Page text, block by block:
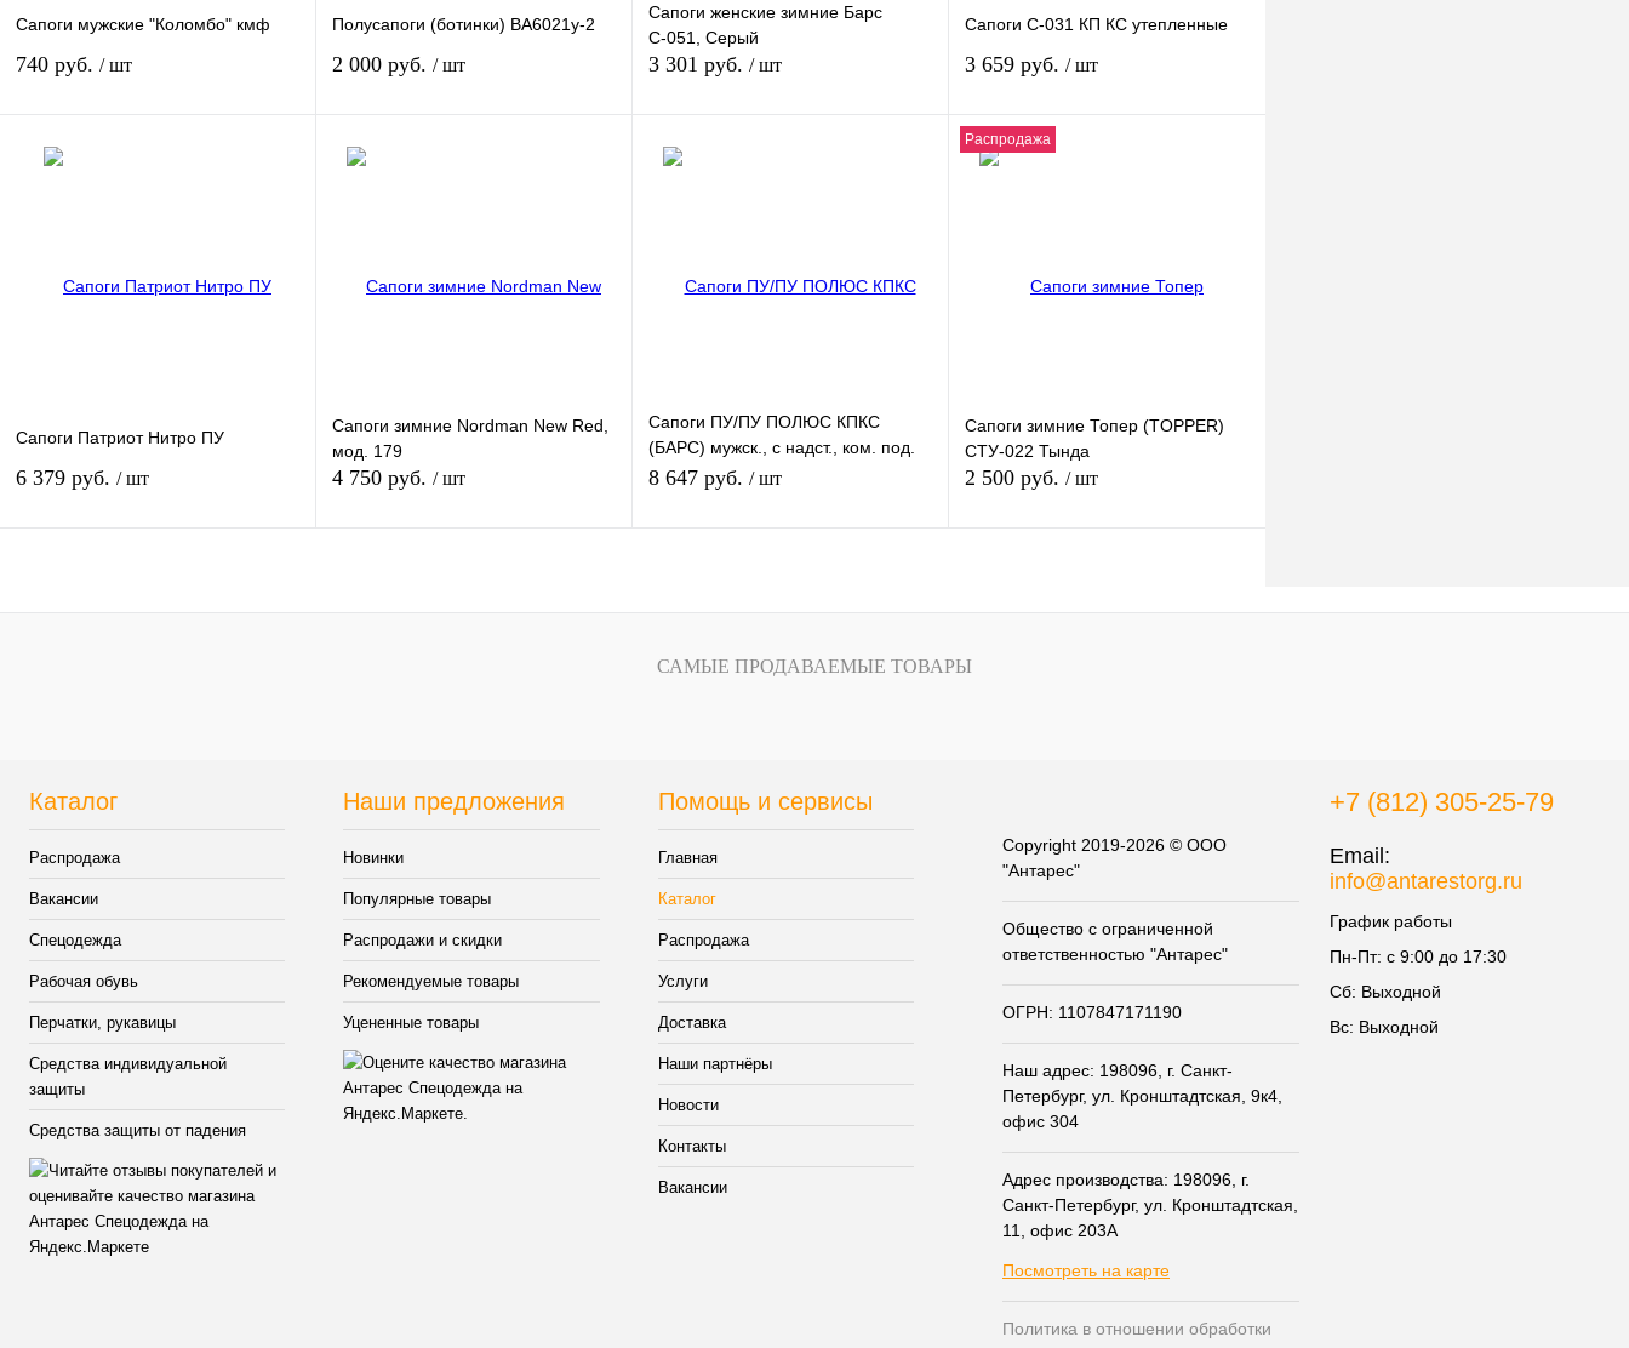
Сапоги мужские "Коломбо" кмф
740 руб. / шт
наличии
Полусапоги (ботинки) ВА6021у-2
2 000 руб. / шт
наличии
Сапоги женские зимние Барс
С-051, Серый
3 301 руб. / шт
наличии
Сапоги С-031 КП КС утепленные
3 659 руб. / шт
наличии
Сапоги Патриот Нитро ПУ
6 379 руб. / шт
Сапоги зимние Nordman New Red,
мод. 179
4 750 руб. / шт
Сапоги ПУ/ПУ ПОЛЮС КПКС
(БАРС) мужск., с надст., ком. под.
кевл. ст., утепл., шипы, серые (–
8 647 руб. / шт
В избранное
В
Распродажа
Сапоги зимние Топер (TOPPER)
СТУ-022 Тында
2 500 руб. / шт
САМЫЕ ПРОДАВАЕМЫЕ ТОВАРЫ
Каталог
Распродажа
Вакансии
Спецодежда
Рабочая обувь
Перчатки, рукавицы
Средства индивидуальной
защиты
Средства защиты от падения
Наши предложения
Новинки
Популярные товары
Распродажи и скидки
Рекомендуемые товары
Уцененные товары
Помощь и сервисы
Главная
Каталог
Распродажа
Услуги
Доставка
Наши партнёры
Новости
Контакты
Вакансии
Copyright 2019-2026 © ООО
"Антарес"
Общество с ограниченной
ответственностью "Антарес"
ОГРН: 1107847171190
Наш адрес: 198096, г. Санкт-
Петербург, ул. Кронштадтская, 9к4,
офис 304
Адрес производства: 198096, г.
Санкт-Петербург, ул. Кронштадтская,
11, офис 203А
Посмотреть на карте
Политика в отношении обработки
+7 (812) 305-25-79
Email:
info@antarestorg.ru
График работы
Пн-Пт: с 9:00 до 17:30
Сб: Выходной
Вс: Выходной